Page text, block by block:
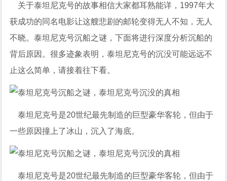
关于泰坦尼克号的故事相信大家都耳熟能详，1997年大
获成功的同名电影让这艘悲剧的邮轮变得无人不知，无人
不晓。泰坦尼克号沉船之谜，下面将进行深度分析沉船的
背后原因。很多迹象表明，泰坦尼克号的沉没可能远远不
止这么简单，请接着往下看。
泰坦尼克号是20世纪最先制造的巨型豪华客轮，但由于
一些原因撞上了冰山，沉入了海底。
泰坦尼克号是20世纪最先制造的巨型豪华客轮，但由于